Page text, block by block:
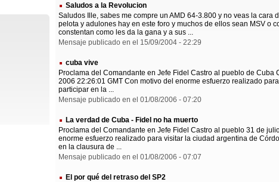
Saludos a la Revolucion
Saludos Ille, sabes me compre un AMD 64-3.800 y no veas la cara
pelota y adulones hay en este foro y muchos de ellos sean MSV o
constentan como les da la gana y a sus ...
Mensaje publicado en el 15/09/2004 - 22:29
cuba vive
Proclama del Comandante en Jefe Fidel Castro al pueblo de
2006 22:26:01 GMT Con motivo del enorme esfuerzo realizado
participar en la ...
Mensaje publicado en el 01/08/2006 - 07:20
La verdad de Cuba - Fidel no ha muerto
Proclama del Comandante en Jefe Fidel Castro al pueblo 31 de
enorme esfuerzo realizado para visitar la ciudad argentina de
en la clausura de ...
Mensaje publicado en el 01/08/2006 - 07:07
El por qué del retraso del SP2